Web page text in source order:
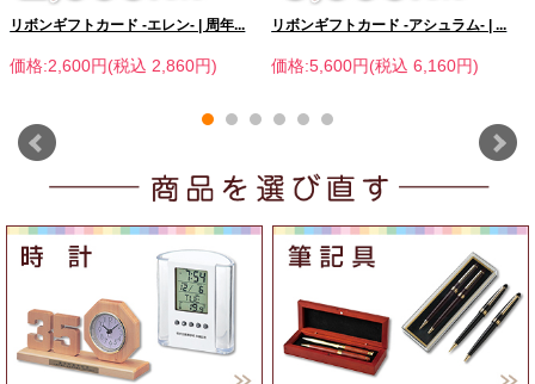
リボンギフトカード -エレン- | 周年...
価格:2,600円(税込 2,860円)
リボンギフトカード -アシュラム- | ...
価格:5,600円(税込 6,160円)